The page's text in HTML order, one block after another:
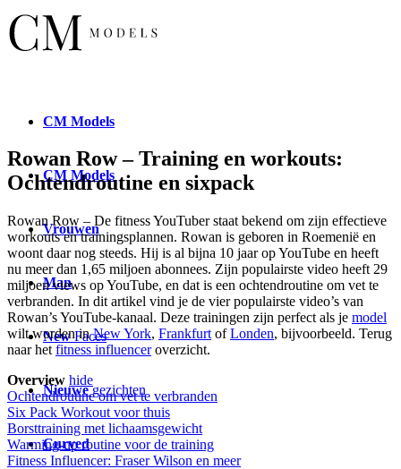
CM Models
CM Models
Vrouwen
Man
NewFaces
Nieuwegezichten
Curved
Rowan Row – Training en workouts:
Ochtendroutine en sixpack
Rowan Row – De fitness YouTuber staat bekend om zijn effectieve
workouts en trainingsplannen. Rowan is geboren in Roemenië en
woont daar nog steeds. Hij is al bijna 10 jaar op YouTube en heeft
nu meer dan 1,65 miljoen abonnees. Zijn populairste video heeft 29
miljoen views op YouTube, en dat is een ochtendroutine om vet te
verbranden. In dit artikel vind je de vier populairste video’s van
Rowan’s YouTube-kanaal. Deze trainingen zijn perfect als je model
wilt worden inNew York, Frankfurt ofLonden, bijvoorbeeld. Terug
naar het fitness influenceroverzicht.
Overview hide
Ochtendroutine om vet te verbranden
Six Pack Workout voor thuis
Borsttraining met lichaamsgewicht
Warming-up routine voor de training
Fitness Influencer: Fraser Wilson en meer